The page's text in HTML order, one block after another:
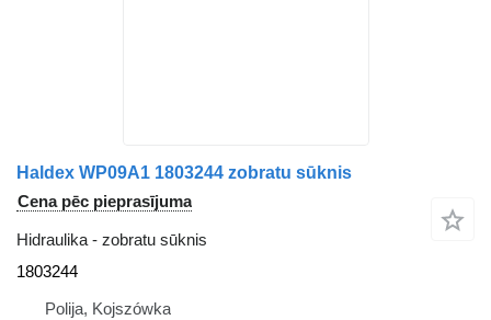
Haldex WP09A1 1803244 zobratu sūknis
Cena pēc pieprasījuma
Hidraulika - zobratu sūknis
1803244
Polija, Kojszówka